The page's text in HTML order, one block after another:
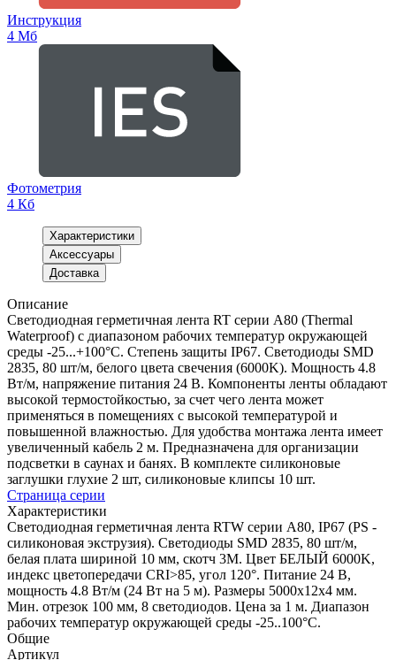
Инструкция
4 Мб
Фотометрия
4 Кб
Характеристики
Аксессуары
Доставка
Описание
Светодиодная герметичная лента RT серии A80 (Thermal
Waterproof) с диапазоном рабочих температур окружающей
среды -25...+100°С. Степень защиты IP67. Светодиоды SMD
2835, 80 шт/м, белого цвета свечения (6000K). Мощность 4.8
Вт/м, напряжение питания 24 В. Компоненты ленты обладают
высокой термостойкостью, за счет чего лента может
применяться в помещениях с высокой температурой и
повышенной влажностью. Для удобства монтажа лента имеет
увеличенный кабель 2 м. Предназначена для организации
подсветки в саунах и банях. В комплекте силиконовые
заглушки глухие 2 шт, силиконовые клипсы 10 шт.
Страница серии
Характеристики
Светодиодная герметичная лента RTW серии A80, IP67 (PS -
силиконовая экструзия). Светодиоды SMD 2835, 80 шт/м,
белая плата шириной 10 мм, скотч 3M. Цвет БЕЛЫЙ 6000K,
индекс цветопередачи CRI>85, угол 120°. Питание 24 В,
мощность 4.8 Вт/м (24 Вт на 5 м). Размеры 5000x12x4 мм.
Мин. отрезок 100 мм, 8 светодиодов. Цена за 1 м. Диапазон
рабочих температур окружающей среды -25..100°С.
Общие
Артикул